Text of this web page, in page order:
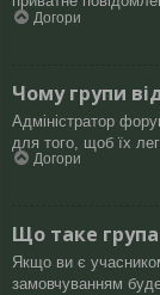
Догори
Чому групи
Адміністратор
для того, щоб їх
Догори
Що таке
Якщо ви є
замовчуванням